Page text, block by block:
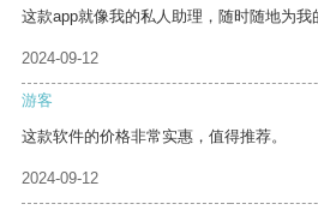
这款app就像我的私人助理，随时随地为我
2024-09-12
游客
这款软件的价格非常实惠，值得推荐。
2024-09-12